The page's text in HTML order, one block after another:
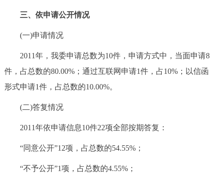
三、依申请公开情况
(一)申请情况
2011年，我委申请总数为10件，申请方式中，当面申请8
件，占总数的80.00%；通过互联网申请1件，占10%；以信函
形式申请1件，占总数的10.00%。
(二)答复情况
2011年依申请信息10件22项全部按期答复：
“同意公开”12项，占总数的54.55%；
“不予公开”1项，占总数的4.55%；